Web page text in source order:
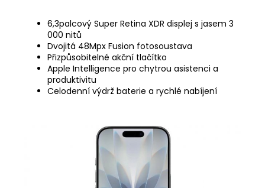
6,3palcový Super Retina XDR displej s jasem 3
000 nitů
Dvojitá 48Mpx Fusion fotosoustava
Přizpůsobitelné akční tlačítko
Apple Intelligence pro chytrou asistenci a
produktivitu
Celodenní výdrž baterie a rychlé nabíjení